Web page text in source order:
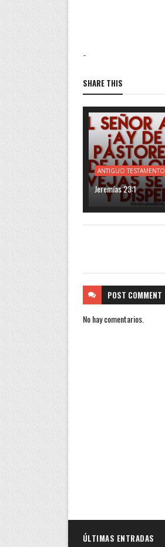
-
SHARE THIS
ANTIGUO TESTAMENTO
Jeremías 23:1
POST COMMENT
No hay comentarios.
ÚLTIMAS ENTRADAS